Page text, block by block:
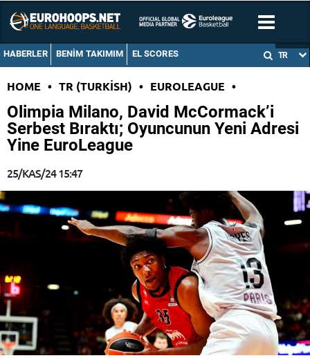
HABERLER BENIM TAKIMIM EL SCORES TR
HOME • TR (TURKISH) • EUROLEAGUE •
Olimpia Milano, David McCormack’i
Serbest Bıraktı; Oyuncunun Yeni Adresi
Yine EuroLeague
25/KAS/24 15:47